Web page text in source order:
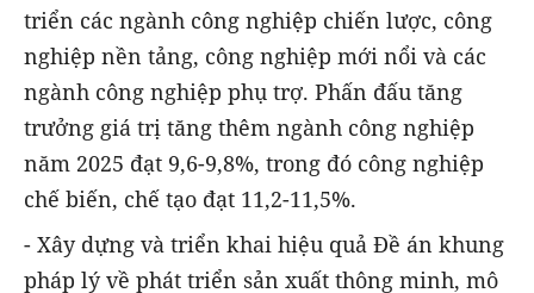
triển các ngành công nghiệp chiến lược, công
nghiệp nền tảng, công nghiệp mới nổi và các
ngành công nghiệp phụ trợ. Phấn đấu tăng
trưởng giá trị tăng thêm ngành công nghiệp
năm 2025 đạt 9,6-9,8%, trong đó công nghiệp
chế biến, chế tạo đạt 11,2-11,5%.
- Xây dựng và triển khai hiệu quả Đề án khung
pháp lý về phát triển sản xuất thông minh, mô